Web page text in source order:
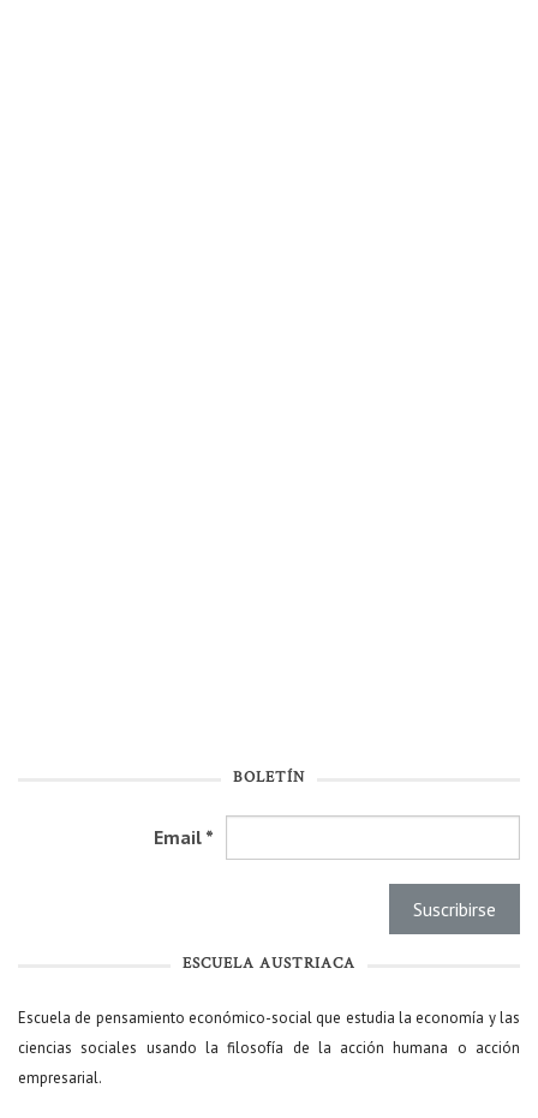
BOLETÍN
Email *
ESCUELA AUSTRIACA
Escuela de pensamiento económico-social que estudia la economía y las
ciencias sociales usando la filosofía de la acción humana o acción
empresarial.